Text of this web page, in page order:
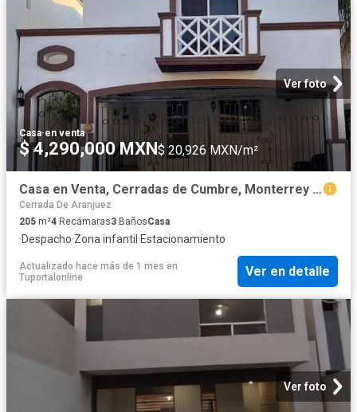
Ver foto
Casa·en venta
$ 4,290,000 MXN$ 20,926 MXN/m²
Casa en Venta, Cerradas de Cumbre, Monterrey NL
Cerrada De Aranjuez
205 m²4 Recámaras3 BañosCasa
·Despacho·Zona infantil ·Estacionamiento
Actualizado hace más de 1 mes en
Tuportalonline
Ver en detalle
Ver foto